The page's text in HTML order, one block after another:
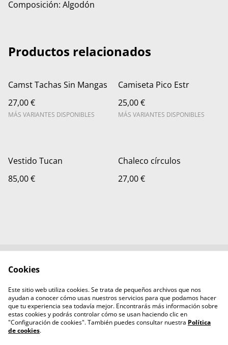
Composición: Algodón
Productos relacionados
Camst Tachas Sin Mangas
27,00 €
MÁS VARIANTES DISPONIBLES
Camiseta Pico Estr
25,00 €
MÁS VARIANTES DISPONIBLES
Vestido Tucan
85,00 €
Chaleco círculos
27,00 €
Política de Privacidad
Política de cookies
Aviso legal
Cookies
Este sitio web utiliza cookies. Se trata de pequeños archivos que nos
ayudan a conocer cómo usas nuestros servicios para que podamos hacer
que tu experiencia sea todavía mejor. Encontrarás más información sobre
estas cookies y podrás controlar cómo se usan haciendo clic en
"Configuración de cookies". También puedes consultar nuestra Política
de cookies.